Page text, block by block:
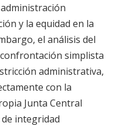
y la equidad en la
el análisis del
simplista
administrativa,
con la
Junta Central
integridad